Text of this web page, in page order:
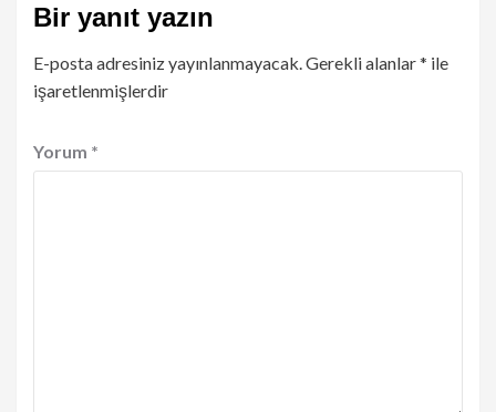
Bir yanıt yazın
E-posta adresiniz yayınlanmayacak. Gerekli alanlar* ile
işaretlenmişlerdir
Yorum *